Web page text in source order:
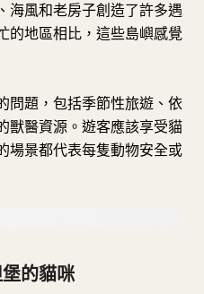
海風和老房子創造了許多遇
的地區相比，這些島嶼感覺
問題，包括季節性旅遊、依
獸醫資源。遊客應該享受貓
場景都代表每隻動物安全或
的貓咪